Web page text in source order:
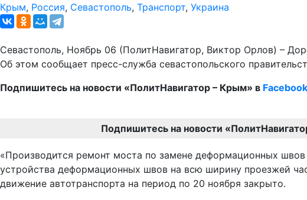
Крым, Россия, Севастополь, Транспорт, Украина
Севастополь, Ноябрь 06 (ПолитНавигатор, Виктор Орлов) –
Об этом сообщает пресс-служба севастопольского
Подпишитесь на новости «ПолитНавигатор – Крым» в Facebook
Подпишитесь на новости
«Производится ремонт моста по замене деформационных
устройства деформационных швов на всю ширину проезжей
движение автотранспорта на период по 20 ноября закрыто.